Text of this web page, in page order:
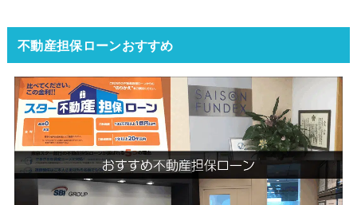
不動産担保ローンおすすめ